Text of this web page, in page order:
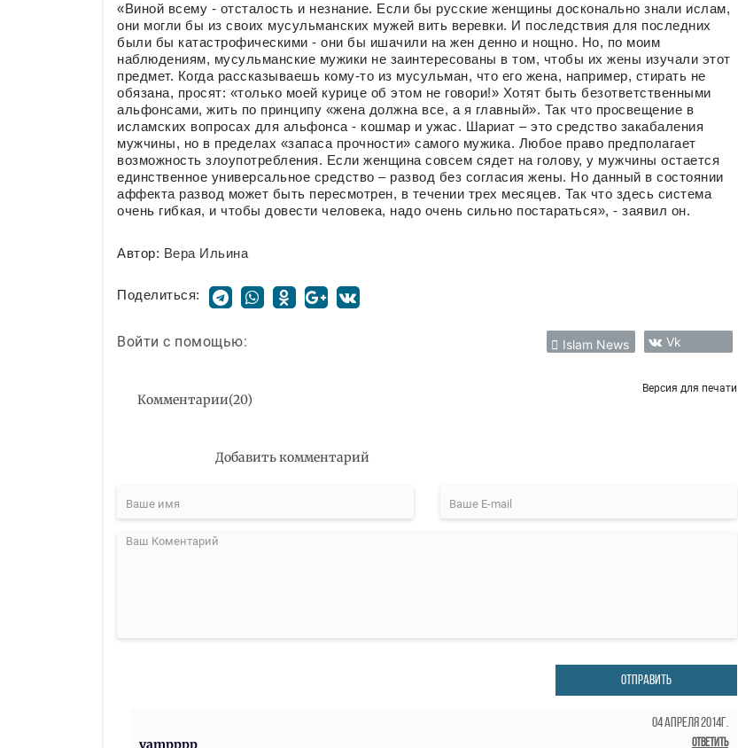
«Виной всему - отсталость и незнание. Если бы русские женщины досконально знали ислам,
они могли бы из своих мусульманских мужей вить веревки. И последствия для последних
были бы катастрофическими - они бы ишачили на жен денно и нощно. Но, по моим
наблюдениям, мусульманские мужики не заинтересованы в том, чтобы их жены изучали этот
предмет. Когда рассказываешь кому-то из мусульман, что его жена, например, стирать не
обязана, просят: «только моей курице об этом не говори!» Хотят быть безответственными
альфонсами, жить по принципу «жена должна все, а я главный». Так что просвещение в
исламских вопросах для альфонса - кошмар и ужас. Шариат – это средство закабаления
мужчины, но в пределах «запаса прочности» самого мужика. Любое право предполагает
возможность злоупотребления. Если женщина совсем сядет на голову, у мужчины остается
единственное универсальное средство – развод без согласия жены. Но данный в состоянии
аффекта развод может быть пересмотрен, в течении трех месяцев. Так что здесь система
очень гибкая, и чтобы довести человека, надо очень сильно постараться», - заявил он.
Автор: Вера Ильина
Поделиться:
Войти с помощью: Islam News Vk
Комментарии(20)
Версия для печати
Добавить комментарий
ОТПРАВИТЬ
vampppp
04 Апреля 2014г.
Ответить